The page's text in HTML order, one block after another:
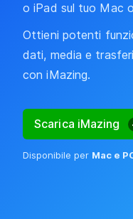
o iPad sul tuo Mac
Ottieni potenti
dati, media e
con iMazing.
Scarica iMazing
Disponibile per Mac e